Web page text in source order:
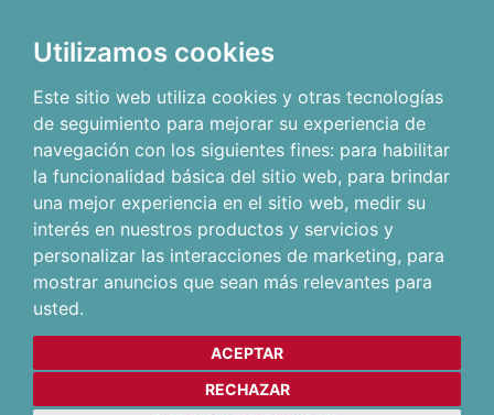
Utilizamos cookies
Este sitio web utiliza cookies y otras tecnologías
de seguimiento para mejorar su experiencia de
navegación con los siguientes fines: para habilitar
la funcionalidad básica del sitio web, para brindar
una mejor experiencia en el sitio web, medir su
interés en nuestros productos y servicios y
personalizar las interacciones de marketing, para
mostrar anuncios que sean más relevantes para
usted.
ACEPTAR
RECHAZAR